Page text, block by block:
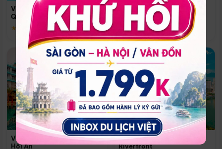
Vinpearl Resort & Spa Phu
Quoc
★ 5.0
Quoc
Phú Quốc
★ 5.0
Vinpearl Resort & Golf Nam
Hội An
Melia Vinpearl Danang
Riverfront